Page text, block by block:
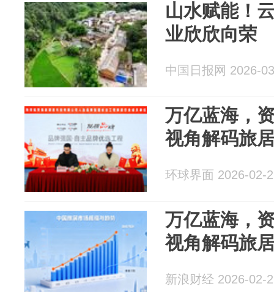
山水赋能！
业欣欣向荣
中国日报网 2026-
万亿蓝海，
视角解码旅
环球界面 2026-02-
万亿蓝海，
视角解码旅
新浪财经 2026-02-